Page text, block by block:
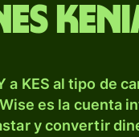
a KES al tipo de
es la cuenta
y convertir